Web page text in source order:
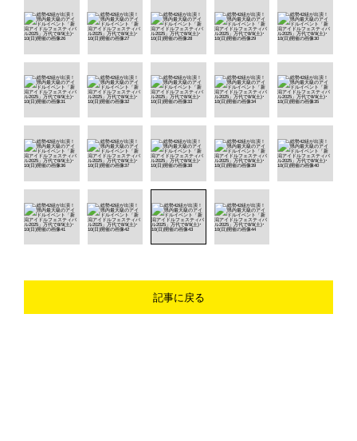
記事に戻る